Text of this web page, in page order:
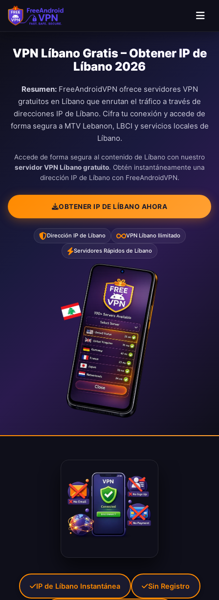
VPN Líbano Gratis – Obtener IP de
Líbano 2026
Resumen:FreeAndroidVPN ofrece servidores VPN
gratuitos en Líbano que enrutan el tráfico a través de
direcciones IP de Líbano. Cifra tu conexión y accede de
forma segura a MTV Lebanon, LBCI y servicios locales de
Líbano.
Accede de forma segura al contenido de Líbano con nuestro
servidor VPN Líbano gratuito. Obtén instantáneamente una
dirección IP de Líbano con FreeAndroidVPN.
OBTENER IP DE LÍBANO AHORA
Dirección IP de Líbano VPN Líbano Ilimitado
Servidores Rápidos de Líbano
IP de Líbano Instantánea Sin Registro